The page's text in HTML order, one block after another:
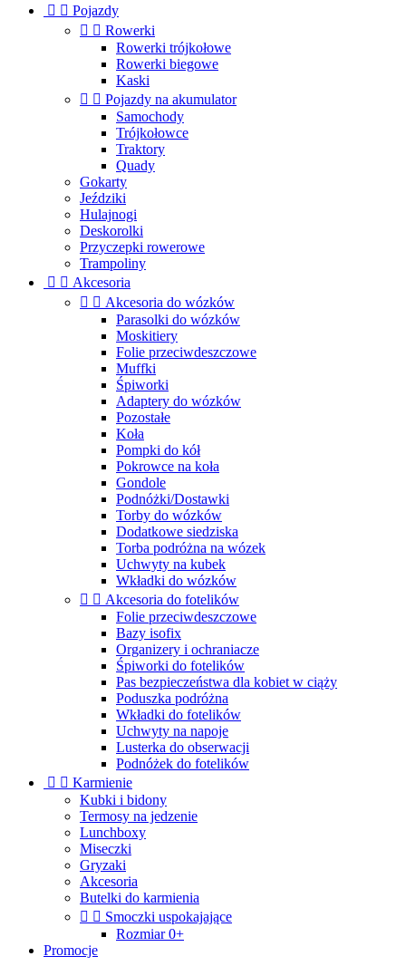
  Pojazdy
  Rowerki
Rowerki trójkołowe
Rowerki biegowe
Kaski
  Pojazdy na akumulator
Samochody
Trójkołowce
Traktory
Quady
Gokarty
Jeździki
Hulajnogi
Deskorolki
Przyczepki rowerowe
Trampoliny
  Akcesoria
  Akcesoria do wózków
Parasolki do wózków
Moskitiery
Folie przeciwdeszczowe
Muffki
Śpiworki
Adaptery do wózków
Pozostałe
Koła
Pompki do kół
Pokrowce na koła
Gondole
Podnóżki/Dostawki
Torby do wózków
Dodatkowe siedziska
Torba podróżna na wózek
Uchwyty na kubek
Wkładki do wózków
  Akcesoria do fotelików
Folie przeciwdeszczowe
Bazy isofix
Organizery i ochraniacze
Śpiworki do fotelików
Pas bezpieczeństwa dla kobiet w ciąży
Poduszka podróżna
Wkładki do fotelików
Uchwyty na napoje
Lusterka do obserwacji
Podnóżek do fotelików
  Karmienie
Kubki i bidony
Termosy na jedzenie
Lunchboxy
Miseczki
Gryzaki
Akcesoria
Butelki do karmienia
  Smoczki uspokajające
Rozmiar 0+
Promocje